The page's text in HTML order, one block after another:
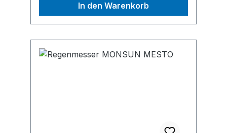
In den Warenkorb